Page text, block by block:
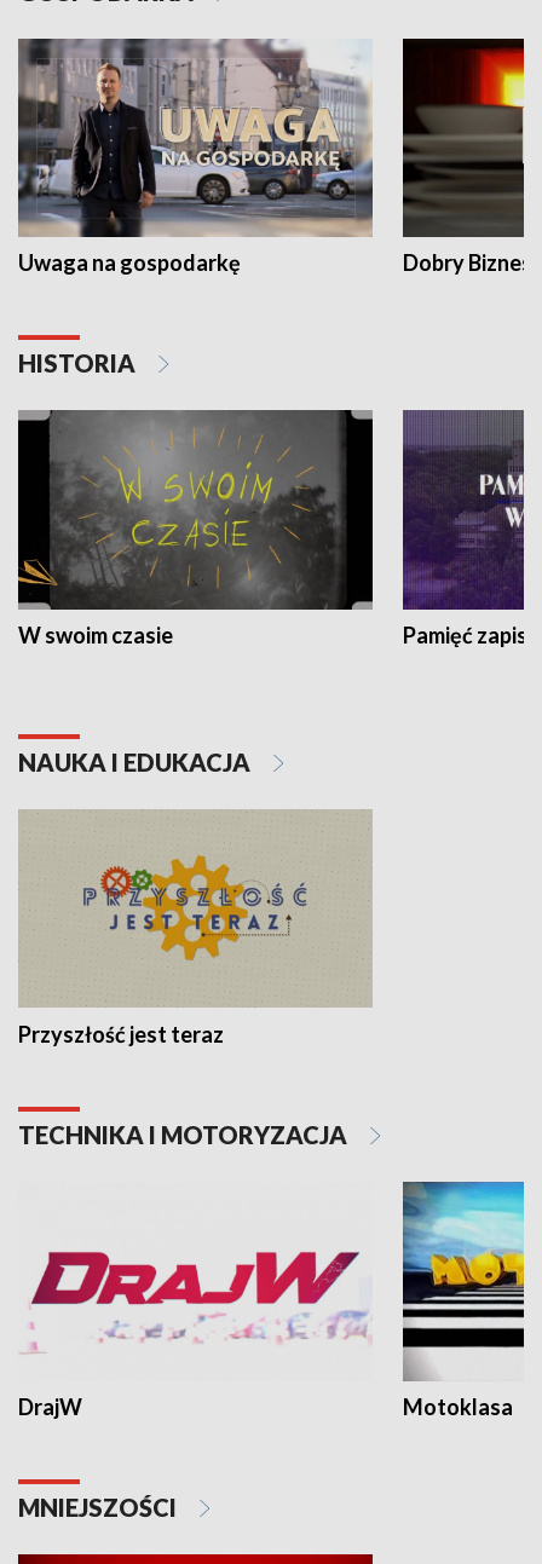
Uwaga na gospodarkę Dobry Biznes
HISTORIA
W swoim czasie Pamięć
NAUKA I EDUKACJA
Przyszłość jest teraz
TECHNIKA I MOTORYZACJA
DrajW Motoklasa
MNIEJSZOŚCI